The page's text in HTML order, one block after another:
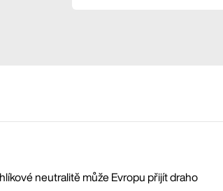
neutralitě může Evropu přijít draho